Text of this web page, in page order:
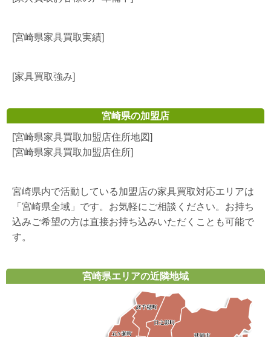
[宮崎県家具買取実績]
[家具買取強み]
宮崎県の加盟店
[宮崎県家具買取加盟店住所地図]
[宮崎県家具買取加盟店住所]
宮崎県内で活動している加盟店の家具買取対応エリアは
「宮崎県全域」です。お気軽にご相談ください。お持ち
込みご希望の方は直接お持ち込みいただくことも可能で
す。
宮崎県エリアの近隣地域